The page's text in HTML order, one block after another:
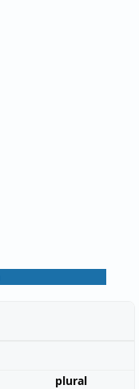
plural